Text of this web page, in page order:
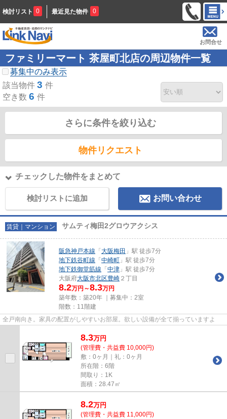
検討リスト 0 最近見た物件 0
お問合せ
ファミリーマート 茶屋町北店の周辺物件一覧
募集中のみ表示
該当物件 3 件
空き数 6 件
さらに条件を絞り込む
物件リクエスト
チェックした物件をまとめて
検討リストに追加 お問い合わせ
賃貸｜マンション サムティ梅田2グロウアクシス
阪急神戸本線 「 大阪梅田 」駅 徒歩7分
地下鉄谷町線 「 中崎町 」駅 徒歩7分
地下鉄御堂筋線 「 中津 」駅 徒歩7分
大阪府大阪市北区豊崎 ２丁目
8.2万円～8.3万円
築年数：築20年 ｜募集中： 2室
階数：11階建
全戸南向き。家具の配置がしやすいお部屋。欲しい設備が全て揃っていますよ
8.3万円
(管理費・共益費 10,000円)
敷：0ヶ月｜礼：0ヶ月
所在階：6階
間取り：1K
面積：28.47㎡
8.2万円
(管理費・共益費 11,000円)